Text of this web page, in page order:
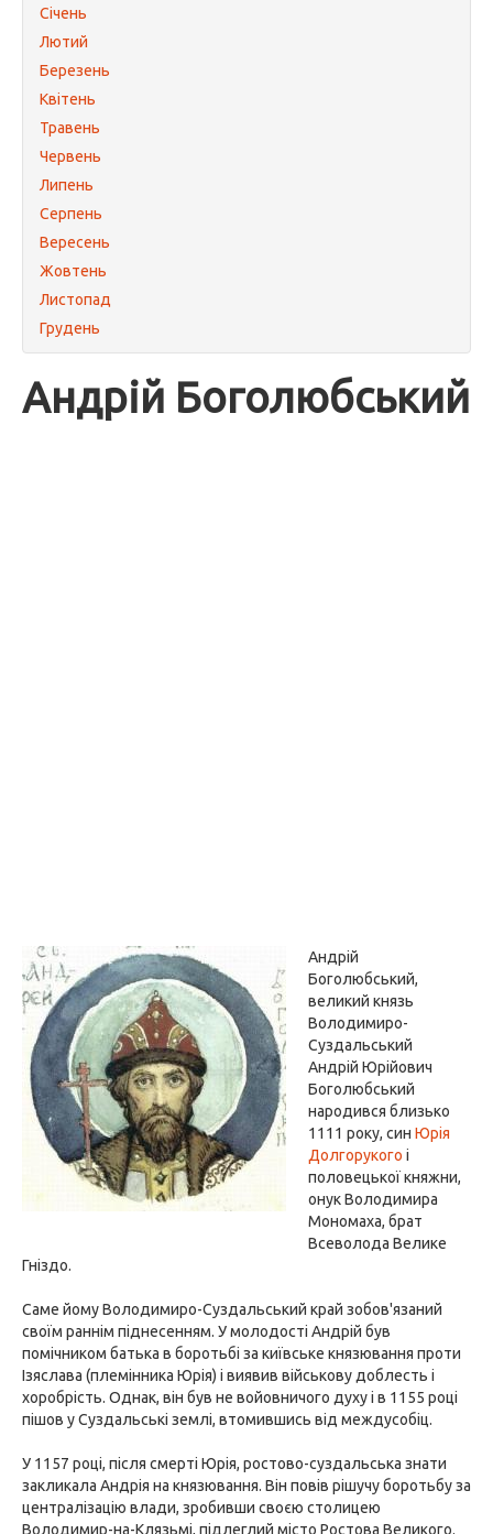
Січень
Лютий
Березень
Квітень
Травень
Червень
Липень
Серпень
Вересень
Жовтень
Листопад
Грудень
Андрій Боголюбський
Андрій
Боголюбський,
великий князь
Володимиро-
Суздальський
Андрій Юрійович
Боголюбський
народився близько
1111 року, син Юрія
Долгорукого і
половецької княжни,
онук Володимира
Мономаха, брат
Всеволода Велике
Гніздо.
Саме йому Володимиро-Суздальський край зобов'язаний
своїм раннім піднесенням. У молодості Андрій був
помічником батька в боротьбі за київське князювання проти
Ізяслава (племінника Юрія) і виявив військову доблесть і
хоробрість. Однак, він був не войовничого духу і в 1155 році
пішов у Суздальські землі, втомившись від междусобіц.
У 1157 році, після смерті Юрія, ростово-суздальська знати
закликала Андрія на князювання. Він повів рішучу боротьбу за
централізацію влади, зробивши своєю столицею
Володимир-на-Клязьмі, підлеглий місто Ростова Великого.